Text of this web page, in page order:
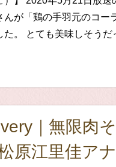
んが「鶏の手羽元のコー
た。 とても美味しそうだ
｜無限肉
原江里佳ア